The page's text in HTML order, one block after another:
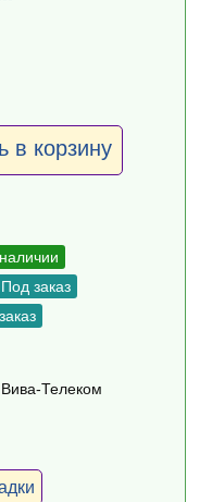
в корзину
Под заказ
Телеком